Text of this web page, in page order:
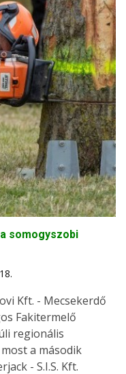
somogyszobi
Kft. - Mecsekerdő
Fakitermelő
regionális
a második
- S.I.S. Kft.